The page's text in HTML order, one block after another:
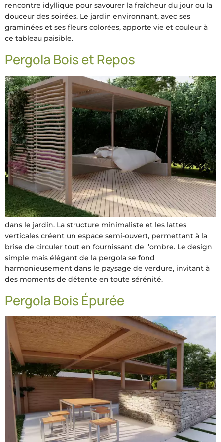
rencontre idyllique pour savourer la fraîcheur du jour ou la
douceur des soirées. Le jardin environnant, avec ses
graminées et ses fleurs colorées, apporte vie et couleur à
ce tableau paisible.
Pergola Bois et Repos
dans le jardin. La structure minimaliste et les lattes
verticales créent un espace semi-ouvert, permettant à la
brise de circuler tout en fournissant de l’ombre. Le design
simple mais élégant de la pergola se fond
harmonieusement dans le paysage de verdure, invitant à
des moments de détente en toute sérénité.
Pergola Bois Épurée